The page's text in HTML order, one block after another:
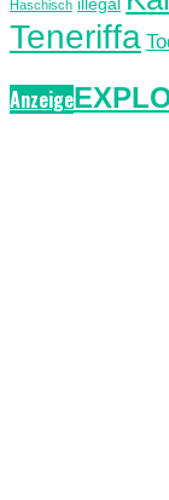
Haschisch
Teneriffa
Anzeige